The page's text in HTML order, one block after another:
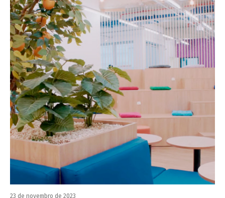
23 de novembro de 2023